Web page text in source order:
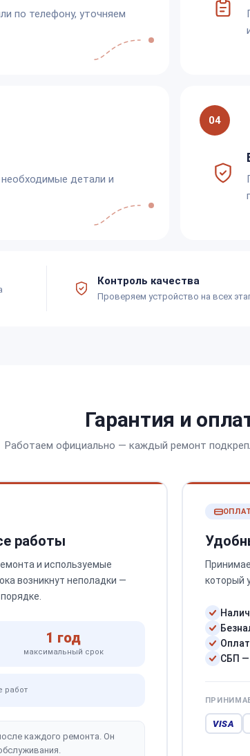
по телефону, уточняем
детали и
04
Контроль качества
Проверяем устройство на всех
Гарантия и
Работаем официально — каждый ремонт
работы
и используемые
возникнут неполадки —
1 год
максимальный срок
работ
каждого ремонта. Он
который
СБП
VISA